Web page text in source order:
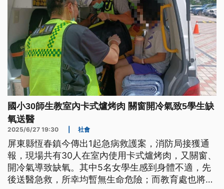
國小30師生教室內卡式爐烤肉 關窗開冷氣致5學生缺
氧送醫
2025/6/27 19:30 社會
屏東縣恆春鎮今傳出1起急病救護案，消防局接獲通
報，現場共有30人在室內使用卡式爐烤肉，又關窗、
開冷氣導致缺氧。其中5名女學生感到身體不適，先
後送醫急救，所幸均暫無生命危險；而教育處也將追